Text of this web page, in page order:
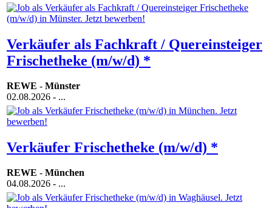
Verkäufer als Fachkraft / Quereinsteiger
Frischetheke (m/w/d) *
REWE - Münster
02.08.2026 - ...
Verkäufer Frischetheke (m/w/d) *
REWE - München
04.08.2026 - ...